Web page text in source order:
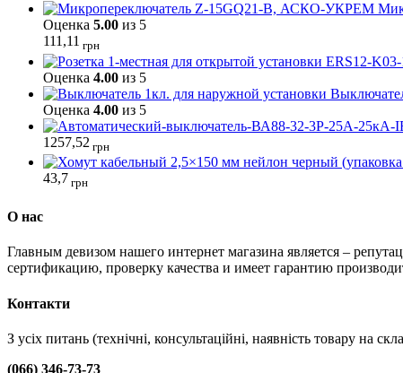
Оценка 5.00 из 5
111,11 грн
Оценка 4.00 из 5
Оценка 4.00 из 5
1257,52 грн
43,7 грн
О нас
Главным девизом нашего интернет магазина является –
сертификацию, проверку качества и имеет гарантию
Контакти
З усіх питань (технічні, консультаційні, наявність товару на
(066) 346-73-73